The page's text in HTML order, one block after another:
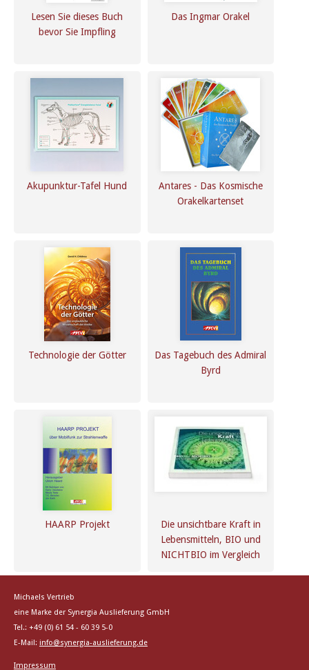
Lesen Sie dieses Buch
bevor Sie Impfling
Das Ingmar Orakel
Akupunktur-Tafel Hund
Antares - Das Kosmische
Orakelkartenset
Technologie der Götter
Das Tagebuch des Admiral
Byrd
HAARP Projekt
Die unsichtbare Kraft in
Lebensmitteln, BIO und
NICHTBIO im Vergleich
Michaels Vertrieb
eine Marke der Synergia Auslieferung GmbH
Tel.: +49 (0) 61 54 - 60 39 5-0
E-Mail: info@synergia-auslieferung.de
Impressum